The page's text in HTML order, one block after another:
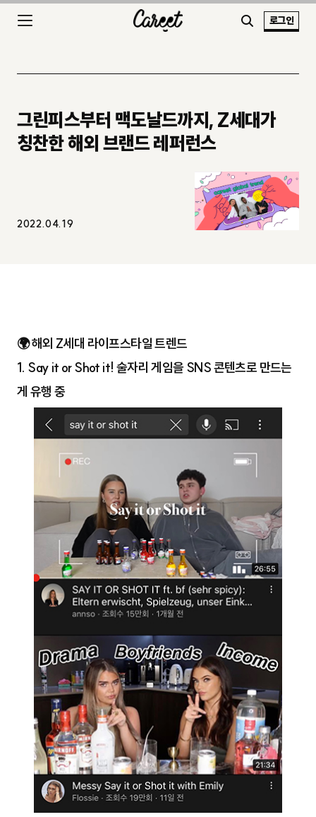
로그인
그린피스부터 맥도날드까지, Z세대가
칭찬한 해외 브랜드 레퍼런스
2022.04.19
🌍 해외 Z세대 라이프스타일 트렌드
1. Say it or Shot it! 술자리 게임을 SNS 콘텐츠로 만드는
게 유행 중